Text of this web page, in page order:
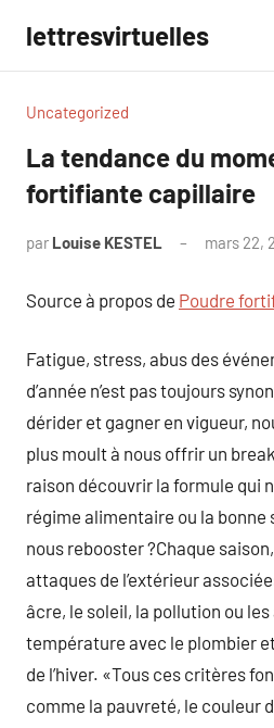
contenu
lettresvirtuelles
Uncategorized
La tendance du
fortifiante capillaire
par Louise KESTEL mars 22,
Source à propos de Poudre
Fatigue, stress, abus des
d’année n’est pas toujours
dérider et gagner en vigueur,
plus moult à nous offrir un
raison découvrir la formule qui
régime alimentaire ou la bonne
nous rebooster ?Chaque
attaques de l’extérieur
âcre, le soleil, la pollution ou
température avec le plombier
de l’hiver. «Tous ces critères
comme la pauvreté, le couleur